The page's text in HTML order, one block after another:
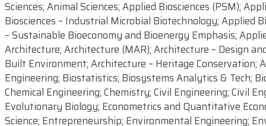
Sciences; Animal Sciences; Applied Biosciences (PSM);
Biosciences – Industrial Microbial Biotechnology; Applied
– Sustainable Bioeconomy and Bioenergy Emphasis;
Architecture; Architecture (MAR); Architecture – Design
Built Environment; Architecture – Heritage Conservation;
Engineering; Biostatistics; Biosystems Analytics & Tech;
Chemical Engineering; Chemistry; Civil Engineering; Civil
Evolutionary Biology; Econometrics and Quantitative
Science; Entrepreneurship; Environmental Engineering;